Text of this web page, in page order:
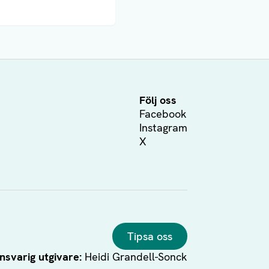
Följ oss
Facebook
Instagram
X
Tipsa oss
utgivare: Heidi Grandell-Sonck